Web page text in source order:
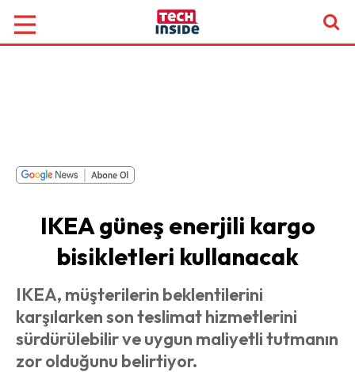
IKEA güneş enerjili kargo
bisikletleri kullanacak
IKEA, müşterilerin beklentilerini
karşılarken son teslimat hizmetlerini
sürdürülebilir ve uygun maliyetli tutmanın
zor olduğunu belirtiyor.